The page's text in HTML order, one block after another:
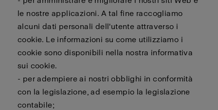
le nostre applicazioni. A tal fine raccogliamo
alcuni dati personali dell'utente attraverso i
cookie. Le informazioni su come utilizziamo i
cookie sono disponibili nella nostra informativa
sui cookie.
- per adempiere ai nostri obblighi in conformità
con la legislazione, ad esempio la legislazione
contabile;